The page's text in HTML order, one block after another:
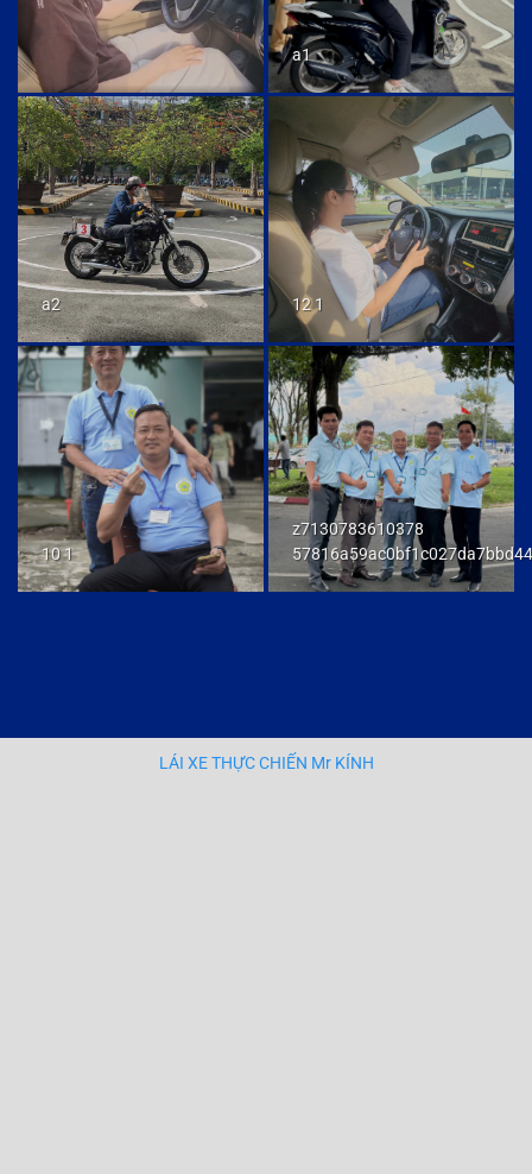
a1
a2 12 1
10 1
z7130783610378
LÁI XE THỰC CHIẾN Mr KÍNH